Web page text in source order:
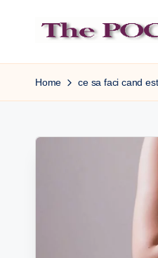
to
contentHome ce sa faci cand